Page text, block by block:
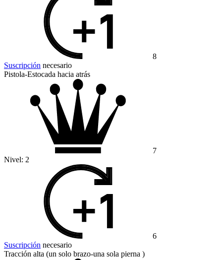
8
Suscripción necesario
Pistola-Estocada hacia atrás
7
Nivel: 2
6
Suscripción necesario
Tracción alta (un solo brazo-una sola pierna )